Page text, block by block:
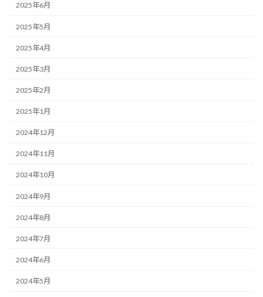
2025年6月
2025年5月
2025年4月
2025年3月
2025年2月
2025年1月
2024年12月
2024年11月
2024年10月
2024年9月
2024年8月
2024年7月
2024年6月
2024年5月